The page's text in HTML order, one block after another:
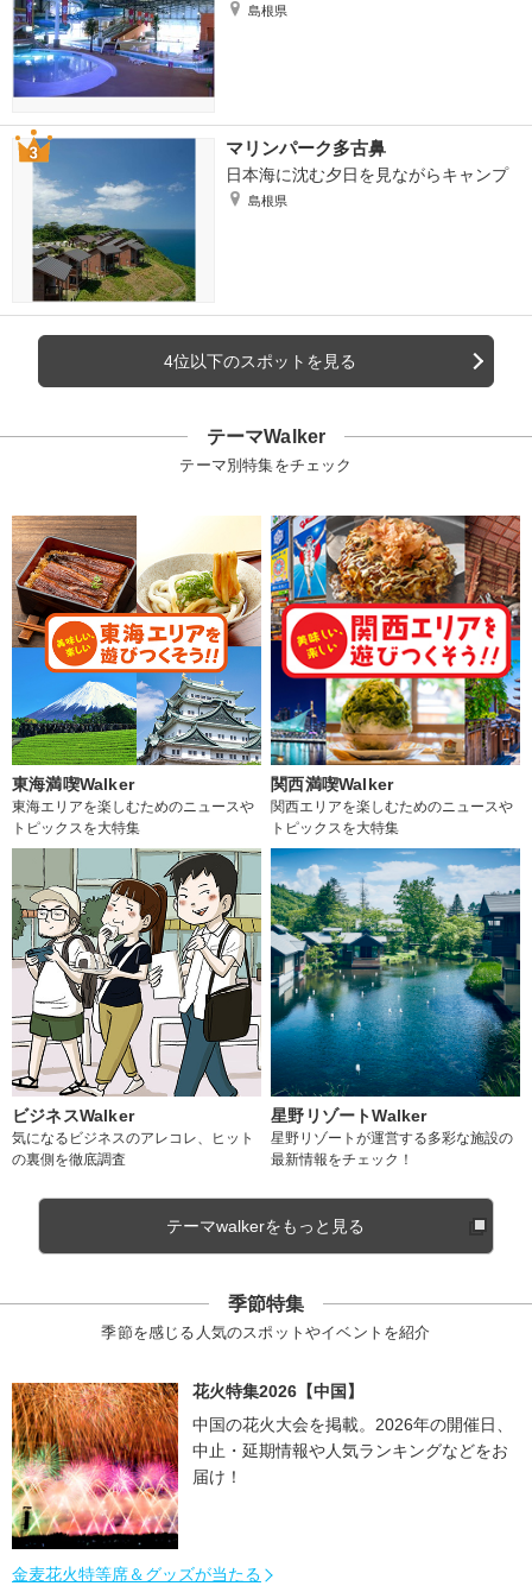
島根県
マリンパーク多古鼻
日本海に沈む夕日を見ながらキャンプ
島根県
4位以下のスポットを見る
テーマWalker
テーマ別特集をチェック
東海満喫Walker
東海エリアを楽しむためのニュースや
トピックスを大特集
関西満喫Walker
関西エリアを楽しむためのニュースや
トピックスを大特集
ビジネスWalker
気になるビジネスのアレコレ、ヒット
の裏側を徹底調査
星野リゾートWalker
星野リゾートが運営する多彩な施設の
最新情報をチェック！
テーマwalkerをもっと見る
季節特集
季節を感じる人気のスポットやイベントを紹介
花火特集2026【中国】
中国の花火大会を掲載。2026年の開催日、
中止・延期情報や人気ランキングなどをお
届け！
金麦花火特等席＆グッズが当たる